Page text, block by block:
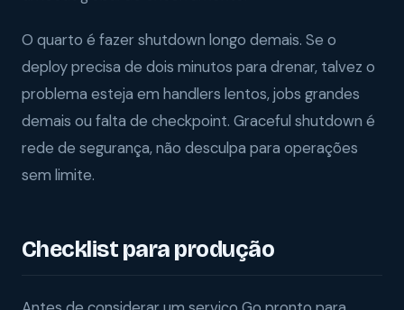
O quarto é fazer shutdown longo demais. Se o
deploy precisa de dois minutos para drenar, talvez o
problema esteja em handlers lentos, jobs grandes
demais ou falta de checkpoint. Graceful shutdown é
rede de segurança, não desculpa para operações
sem limite.
Checklist para produção